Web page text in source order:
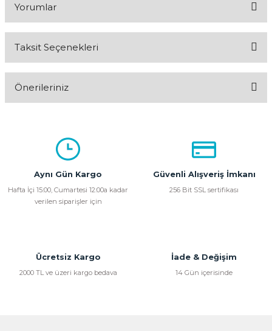
Yorumlar
Taksit Seçenekleri
Önerileriniz
kullanarak tarafımıza iletebilirsiniz.
Görüş ve önerileriniz için teşekkür ederiz.
Ürün açıklamasında eksik bilgiler bulunuyor.
Bu ürüne benzer farklı alternatifler olmalı.
Aynı Gün Kargo
Hafta İçi 15:00, Cumartesi 12:00a kadar
verilen siparişler için
Güvenli Alışveriş İmkanı
256 Bit SSL sertifikası
Ücretsiz Kargo
2000 TL ve üzeri kargo bedava
İade & Değişim
14 Gün içerisinde